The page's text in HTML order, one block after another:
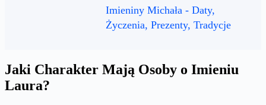
Imieniny Michała - Daty,
Życzenia, Prezenty, Tradycje
Jaki Charakter Mają Osoby o Imieniu
Laura?